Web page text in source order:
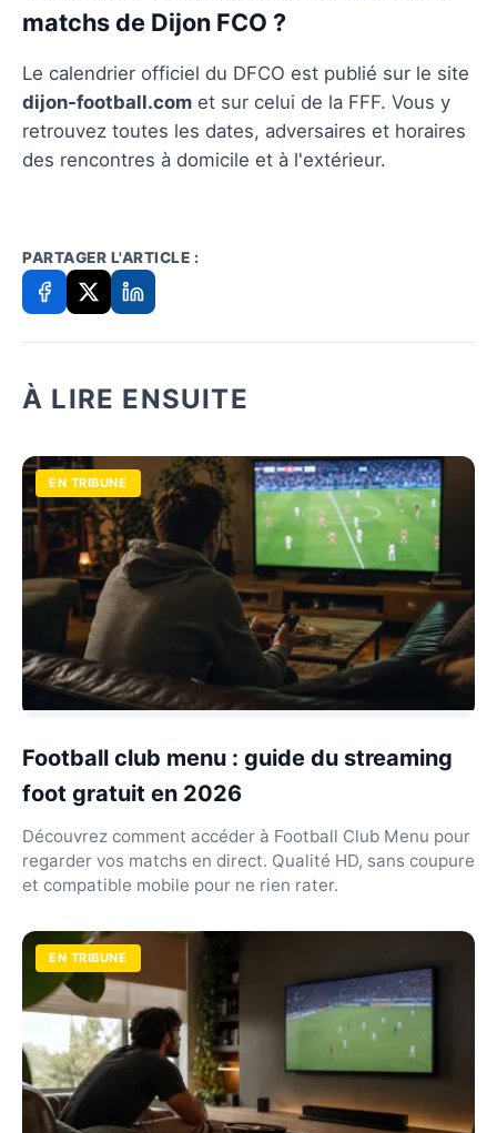
matchs de Dijon FCO ?
Le calendrier officiel du DFCO est publié sur le site
dijon-football.com et sur celui de la FFF. Vous y
retrouvez toutes les dates, adversaires et horaires
des rencontres à domicile et à l'extérieur.
PARTAGER L'ARTICLE :
À LIRE ENSUITE
EN TRIBUNE
Football club menu : guide du streaming
foot gratuit en 2026
Découvrez comment accéder à Football Club Menu pour
regarder vos matchs en direct. Qualité HD, sans coupure
et compatible mobile pour ne rien rater.
EN TRIBUNE